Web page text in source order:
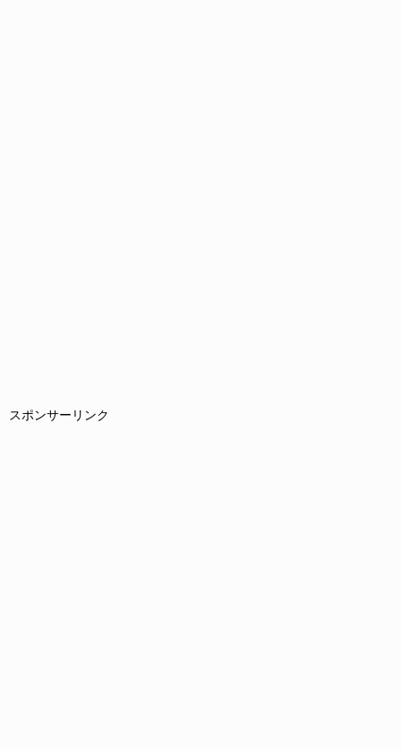
スポンサーリンク